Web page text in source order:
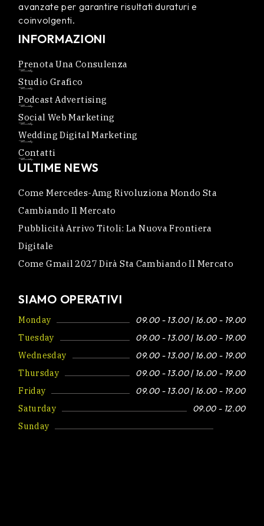
avanzate per garantire risultati duraturi e
coinvolgenti.
INFORMAZIONI
Prenota Una Consulenza
Studio Grafico
Podcast Advertising
Social Web Marketing
Wedding Digital Marketing
Contatti
ULTIME NEWS
Come Mercedes-Amg Rivoluziona Mondo Sta
Cambiando Il Mercato
Pubblicità Arrivo Titoli: La Nuova Frontiera
Digitale
Come Gmail 2027 Dirà Sta Cambiando Il Mercato
SIAMO OPERATIVI
Monday
09.00 - 13.00 | 16.00 - 19.00
Tuesday
09.00 - 13.00 | 16.00 - 19.00
Wednesday
09.00 - 13.00 | 16.00 - 19.00
Thursday
09.00 - 13.00 | 16.00 - 19.00
Friday
09.00 - 13.00 | 16.00 - 19.00
Saturday
09.00 - 12.00
Sunday